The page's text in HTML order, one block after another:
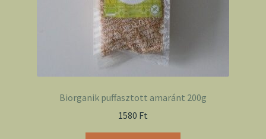
Biorganik puffasztott amaránt 200g
1580 Ft